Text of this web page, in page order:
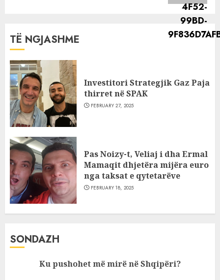
TË NGJASHME
Investitori Strategjik Gaz Paja
thirret në SPAK
FEBRUARY 27, 2025
Pas Noizy-t, Veliaj i dha Ermal
Mamaqit dhjetëra mijëra euro
nga taksat e qytetarëve
FEBRUARY 18, 2025
SONDAZH
Ku pushohet më mirë në Shqipëri?